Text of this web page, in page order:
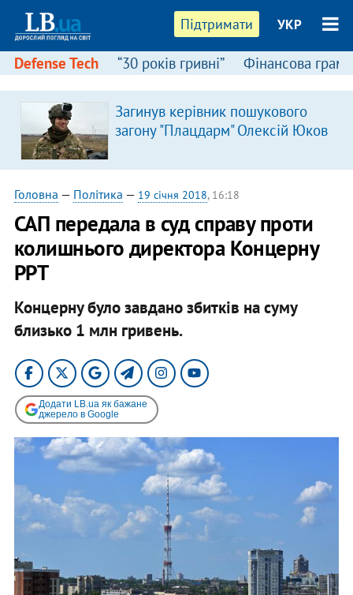
Підтримати УКР
Defense Tech “30 років гривні” Фінансова
Загинув керівник пошукового
загону "Плацдарм" Олексій Юков
Головна — Політика — 19 січня 2018, 16:18
САП передала в суд справу проти
колишнього директора Концерну
РРТ
Концерну було завдано збитків на суму
близько 1 млн гривень.
Додати LB.ua як бажане
джерело в Google